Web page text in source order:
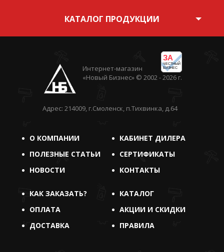
КАТАЛОГ ПРОДУКЦИИ
ЗА
ЧЕСТНЫЙ
БИЗНЕС
Интернет-магазин
«Новый Бизнес» © 2002 - 2026 г.
Адрес: 214009, г.Смоленск, п.Тихвинка, д.64
О КОМПАНИИ
КАБИНЕТ ДИЛЕРА
ПОЛЕЗНЫЕ СТАТЬИ
СЕРТИФИКАТЫ
НОВОСТИ
КОНТАКТЫ
КАК ЗАКАЗАТЬ?
КАТАЛОГ
ОПЛАТА
АКЦИИ И СКИДКИ
ДОСТАВКА
ПРАВИЛА